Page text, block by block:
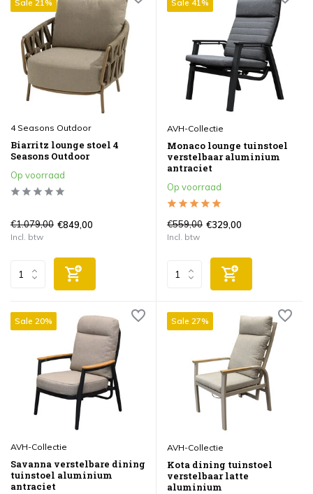
Sale 21%
4 Seasons Outdoor
Biarritz lounge stoel 4
Seasons Outdoor
Op voorraad
€1.079,00 €849,00
Incl. btw
Sale 41%
AVH-Collectie
Monaco lounge tuinstoel
verstelbaar aluminium
antraciet
Op voorraad
€559,00 €329,00
Incl. btw
Sale 20%
AVH-Collectie
Savanna verstelbare dining
tuinstoel aluminium
antraciet
Sale 27%
AVH-Collectie
Kota dining tuinstoel
verstelbaar latte
aluminium